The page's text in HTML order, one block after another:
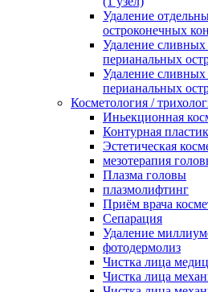
Удаление
остроконечных
Удаление
перианальных
Удаление
перианальных
Косметология /
Иньекционная
Контурная
Эстетическая
мезотерапия
Плазма головы
плазмолифтинг
Приём врача
Сепарация
Удаление
фотодермолиз
Чистка лица
Чистка лица